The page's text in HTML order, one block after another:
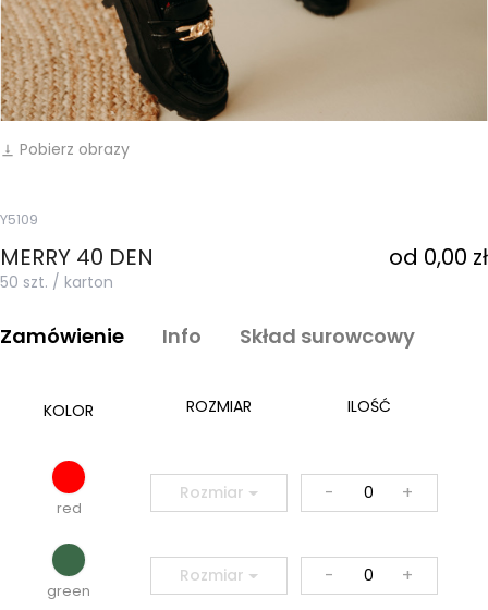
vertical_align_bottom Pobierz obrazy
Y5109
MERRY 40 DEN od 0,00 zł
50 szt. / karton
Zamówienie Info Skład surowcowy
KOLOR ROZMIAR ILOŚĆ
red
Rozmiar - +
green
Rozmiar - +